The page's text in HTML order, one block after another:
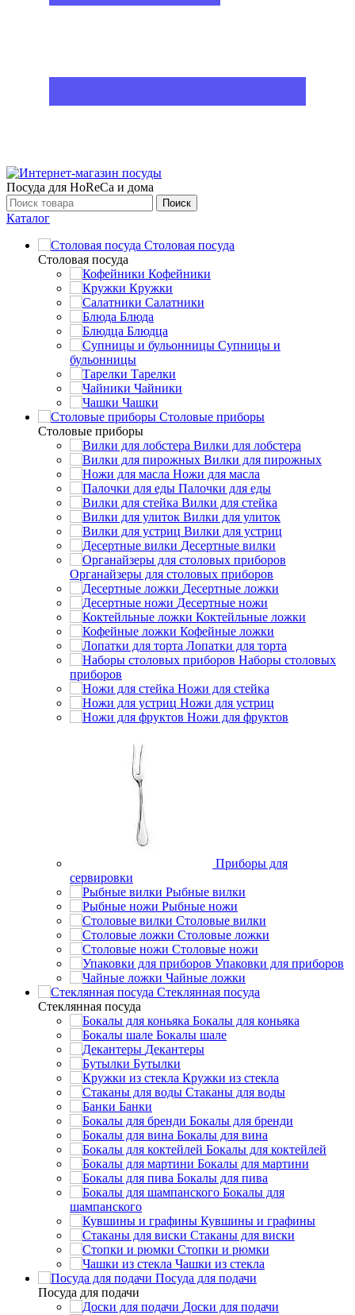
Посуда для HoReCa и дома
Поиск
Каталог
Столовая посуда
Столовая посуда
Кофейники
Кружки
Салатники
Блюда
Блюдца
Супницы и
бульонницы
Тарелки
Чайники
Чашки
Cтоловые приборы
Cтоловые приборы
Вилки для лобстера
Вилки для пирожных
Ножи для масла
Палочки для еды
Вилки для стейка
Вилки для улиток
Вилки для устриц
Десертные вилки
Органайзеры для столовых приборов
Десертные ложки
Десертные ножи
Коктейльные ложки
Кофейные ложки
Лопатки для торта
Наборы столовых
приборов
Ножи для стейка
Ножи для устриц
Ножи для фруктов
Приборы для
сервировки
Рыбные вилки
Рыбные ножи
Столовые вилки
Столовые ложки
Столовые ножи
Упаковки для приборов
Чайные ложки
Стеклянная посуда
Стеклянная посуда
Бокалы для коньяка
Бокалы шале
Декантеры
Бутылки
Кружки из стекла
Стаканы для воды
Банки
Бокалы для бренди
Бокалы для вина
Бокалы для коктейлей
Бокалы для мартини
Бокалы для пива
Бокалы для
шампанского
Кувшины и графины
Стаканы для виски
Стопки и рюмки
Чашки из стекла
Посуда для подачи
Посуда для подачи
Доски для подачи